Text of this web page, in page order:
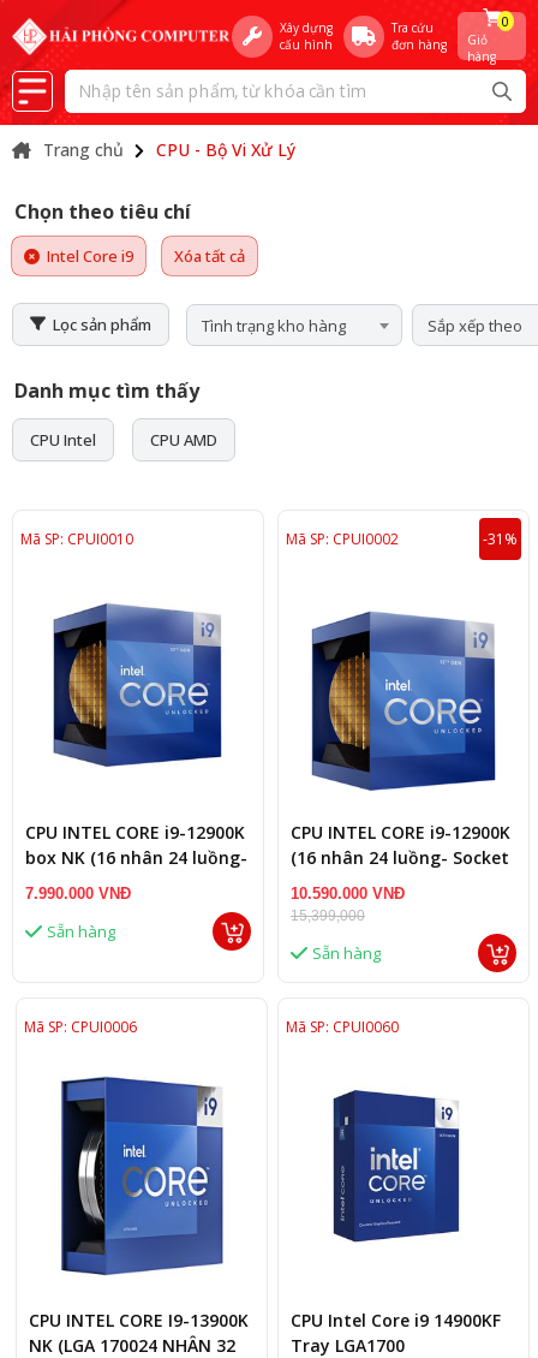
Xây dựng
cấu hình
Tra cứu
đơn hàng
Giỏ
hàng
0
Trang chủ CPU - Bộ Vi Xử Lý
Chọn theo tiêu chí
Intel Core i9 Xóa tất cả
Lọc sản phẩm Tình trạng kho hàng Sắp xếp theo
Danh mục tìm thấy
CPU Intel CPU AMD
Mã SP: CPUI0010
CPU INTEL CORE i9-12900K
box NK (16 nhân 24 luồng-
Socket Intel LGA
7.990.000 VNĐ
Sẵn hàng
Mã SP: CPUI0002 -31%
CPU INTEL CORE i9-12900K
(16 nhân 24 luồng- Socket
Intel LGA 1700/Alder Lake)
10.590.000 VNĐ
15,399,000
Sẵn hàng
Mã SP: CPUI0006
CPU INTEL CORE I9-13900K
NK (LGA 170024 NHÂN 32
Mã SP: CPUI0060
CPU Intel Core i9 14900KF
Tray LGA1700